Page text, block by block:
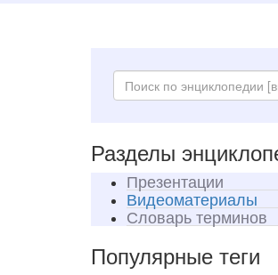
Разделы
Презентации
Видеоматериалы
Словарь терминов
Популярные теги